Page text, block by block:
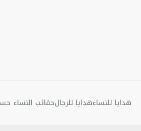
هدايا للنساءهدايا للرجالحقائب النساء